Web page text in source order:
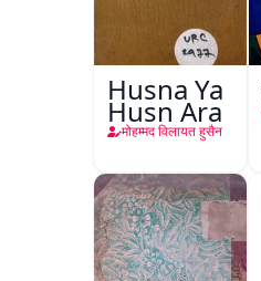
Husna Ya
Husn Ara
मोहम्मद विलायत हुसैन